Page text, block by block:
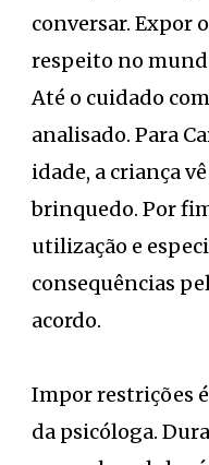
conversar. Expor
respeito no
Até o cuidado
analisado. Para
idade, a criança
brinquedo. Por
utilização e
consequências
acordo.
Impor restrições
da psicóloga.